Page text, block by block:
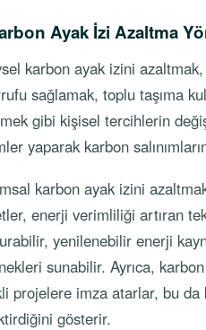
Ayak İzi Azaltma
karbon ayak izini
sağlamak, toplu taşıma
gibi kişisel tercihlerin
yaparak karbon
karbon ayak izini
enerji verimliliği artıran
yenilenebilir enerji
sunabilir. Ayrıca,
projelere imza atarlar, bu da
gösterir.